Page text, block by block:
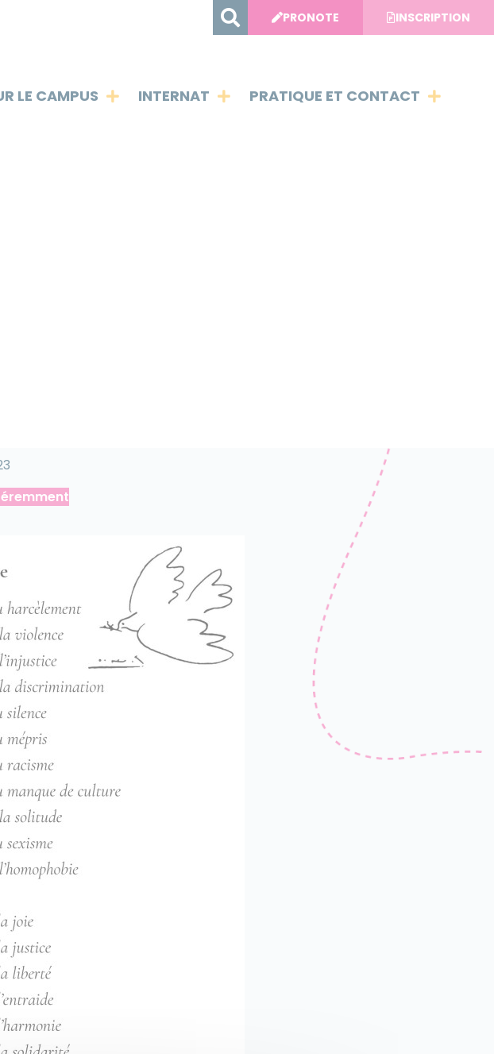
PRONOTE INSCRIPTION
LE CAMPUS INTERNAT PRATIQUE ET CONTACT